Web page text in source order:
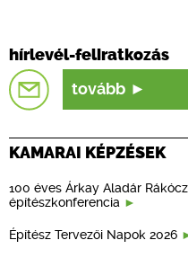
hírlevél-feliratkozás
tovább
KAMARAI KÉPZÉSEK
100 éves Árkay Aladár
építészkonferencia
Építész Tervezői Napok 2026